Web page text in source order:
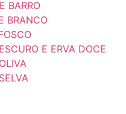
BARRO
BRANCO
E ERVA DOCE